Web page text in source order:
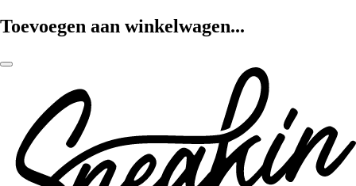
Toevoegen aan winkelwagen...